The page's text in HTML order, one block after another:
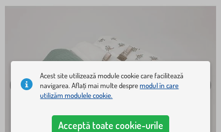
Acest site utilizează module cookie care facilitează
navigarea. Aflați mai multe despremodul în care
utilizăm modulele cookie.
Acceptă toate cookie-urile